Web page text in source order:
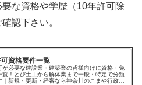
要な資格や学歴（10年許可除
認下さい。
資格要件一覧
が必要な建設業・建築業の皆様向けに資格・免
覧！とび土工から解体業まで一般・特定で分類
｜新規・更新・経審なら神奈川のこまや行政書